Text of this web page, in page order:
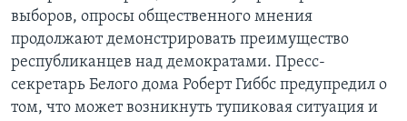
Языки
выборов, опросы общественного мнения
продолжают демонстрировать преимущество
республиканцев над демократами. Пресс-
секретарь Белого дома Роберт Гиббс предупредил о
том, что может возникнуть тупиковая ситуация и